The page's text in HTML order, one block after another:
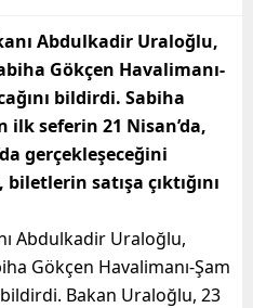
Abdulkadir Uraloğlu,
Gökçen Havalimanı-
bildirdi. Sabiha
ilk seferin 21 Nisan’da,
gerçekleşeceğini
satışa çıktığını
Abdulkadir Uraloğlu,
Gökçen Havalimanı-Şam
bildirdi. Bakan Uraloğlu, 23